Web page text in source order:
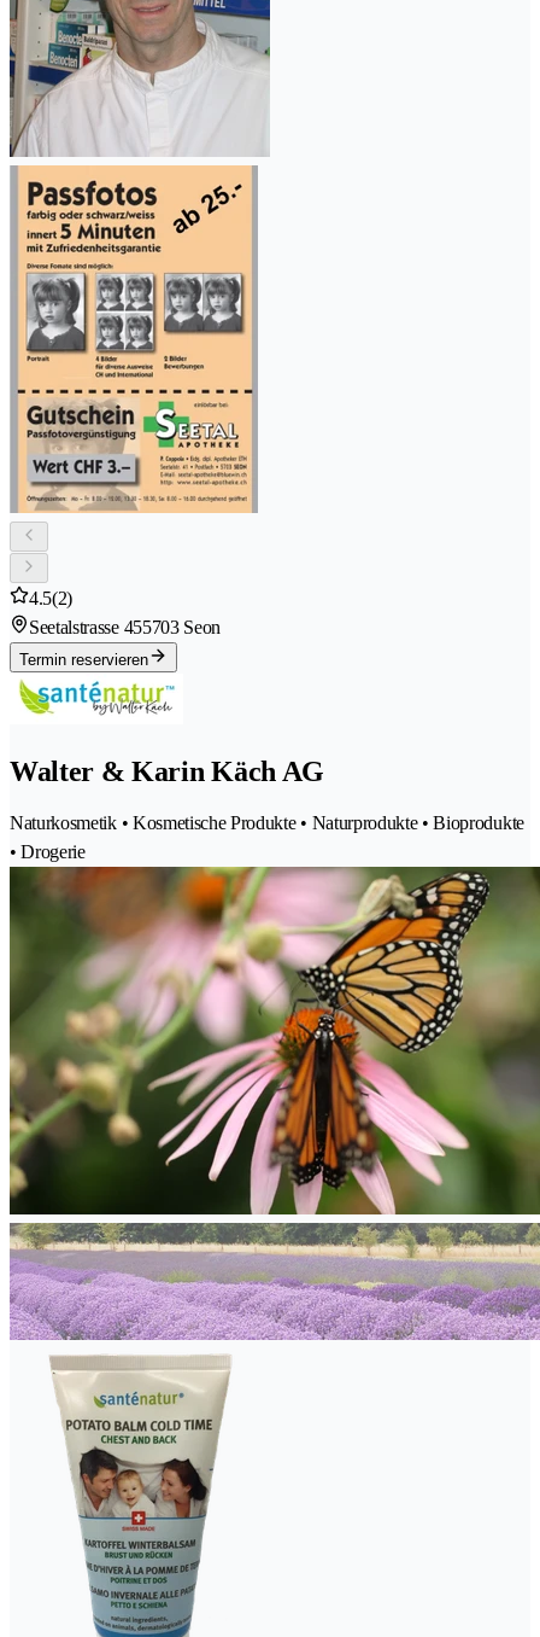
4.5(2)
Seetalstrasse 455703 Seon
Termin reservieren
Walter & Karin Käch AG
Naturkosmetik • Kosmetische Produkte • Naturprodukte • Bioprodukte
• Drogerie